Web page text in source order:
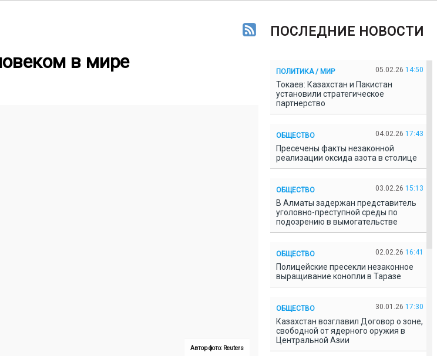
в мире
Автор фото: Reuters
ПОСЛЕДНИЕ НОВОСТИ
ПОЛИТИКА / МИР 05.02.26 14:50
Токаев: Казахстан и Пакистан
установили стратегическое
партнерство
ОБЩЕСТВО 04.02.26 17:43
Пресечены факты незаконной
реализации оксида азота в столице
ОБЩЕСТВО 03.02.26 15:13
В Алматы задержан представитель
уголовно-преступной среды по
подозрению в вымогательстве
ОБЩЕСТВО 02.02.26 16:41
Полицейские пресекли незаконное
выращивание конопли в Таразе
ОБЩЕСТВО 30.01.26 17:30
Казахстан возглавил Договор о зоне,
свободной от ядерного оружия в
Центральной Азии